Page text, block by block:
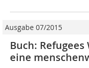
Ausgabe 07/2015
Buch:
eine